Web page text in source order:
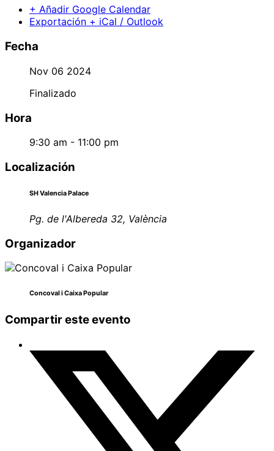
+ Añadir Google Calendar
Exportación + iCal / Outlook
Fecha
Nov 06 2024
Finalizado
Hora
9:30 am - 11:00 pm
Localización
SH Valencia Palace
Pg. de l'Albereda 32, València
Organizador
Concoval i Caixa Popular
Compartir este evento